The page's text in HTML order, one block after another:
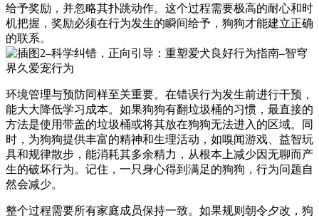
给予奖励，并忽略其扑跳动作。这个过程需要极高的耐心和时
机把握，奖励必须在行为发生的瞬间给予，狗狗才能建立正确
的联系。
环境管理与预防同样至关重要。在错误行为发生前进行干预，
能大大降低学习成本。如果狗狗有翻垃圾桶的习惯，最直接的
方法是使用带盖的垃圾桶或将其放在狗狗无法进入的区域。同
时，为狗狗提供丰富的精神和生理活动，如嗅闻游戏、益智玩
具和规律散步，能消耗其多余精力，从根本上减少因无聊而产
生的破坏行为。记住，一只身心得到满足的狗狗，行为问题自
然会减少。
整个过程需要所有家庭成员保持一致。如果规则朝令夕改，狗